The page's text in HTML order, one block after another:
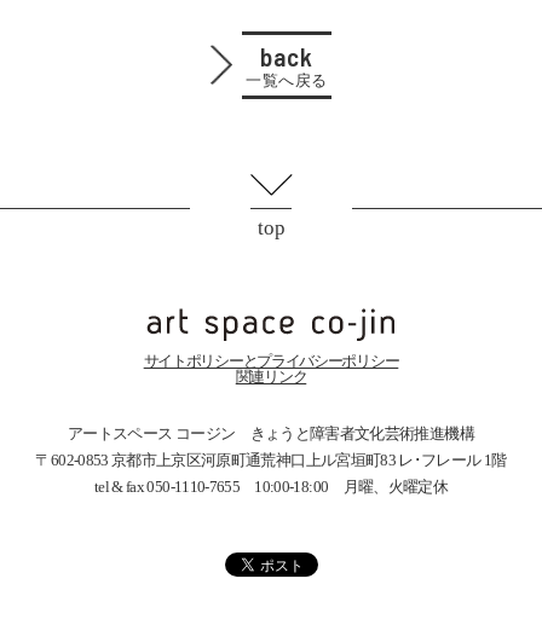
back
一覧へ戻る
top
サイトポリシーとプライバシーポリシー
関連リンク
アートスペース コージン きょうと障害者文化芸術推進機構
〒602-0853 京都市上京区河原町通荒神口上ル宮垣町83 レ･フレール 1階
tel & fax 050-1110-7655 10:00-18:00 月曜、火曜定休